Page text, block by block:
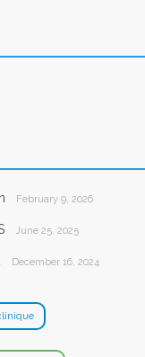
February 9, 2026
June 25, 2025
December 16, 2024